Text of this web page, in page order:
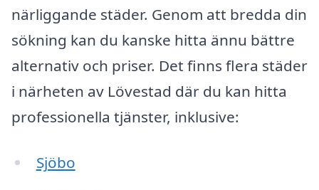
närliggande städer. Genom att bredda din
sökning kan du kanske hitta ännu bättre
alternativ och priser. Det finns flera städer
i närheten av Lövestad där du kan hitta
professionella tjänster, inklusive:
Sjöbo